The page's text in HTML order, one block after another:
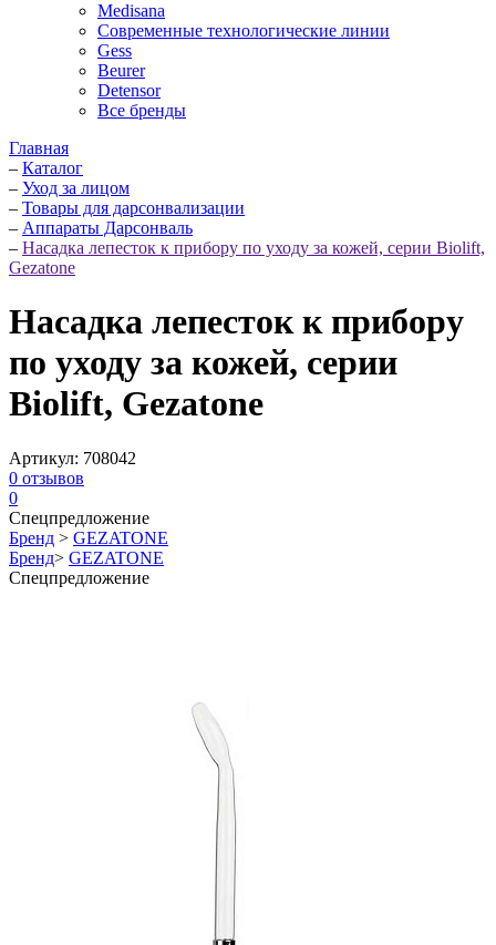
Medisana
Современные технологические линии
Gess
Beurer
Detensor
Все бренды
Главная
– Каталог
– Уход за лицом
– Товары для дарсонвализации
– Аппараты Дарсонваль
– Насадка лепесток к прибору по уходу за кожей, серии Biolift,
Gezatone
Насадка лепесток к прибору
по уходу за кожей, серии
Biolift, Gezatone
Артикул: 708042
0 отзывов
0
Спецпредложение
Бренд > GEZATONE
Бренд> GEZATONE
Спецпредложение